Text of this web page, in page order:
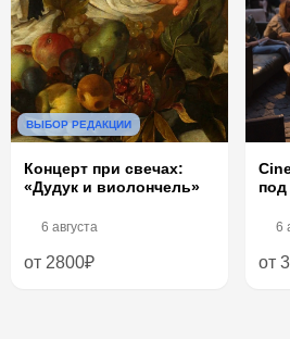
ВЫБОР РЕДАКЦИИ
Концерт при свечах:
«Дудук и виолончель»
6 августа
от 2800₽
6
от